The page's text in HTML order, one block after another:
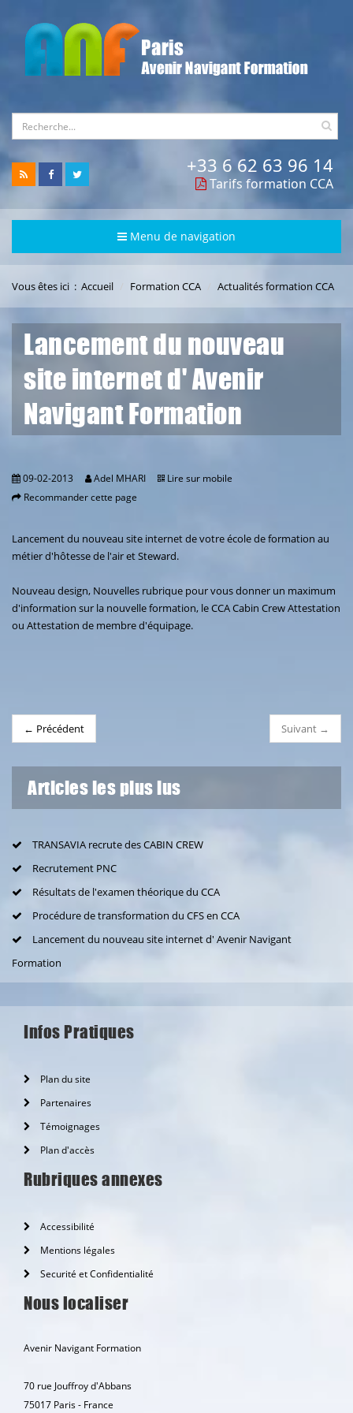
+33 6 62 63 96 14
Tarifs formation CCA
Menu de navigation
Vous êtes ici : Accueil Formation CCA Actualités formation CCA
Lancement du nouveau
site internet d' Avenir
Navigant Formation
09-02-2013 Adel MHARI
Lire sur mobile
Recommander cette page
Lancement du nouveau site internet de votre école de formation au
métier d'hôtesse de l'air et Steward.
Nouveau design, Nouvelles rubrique pour vous donner un maximum
d'information sur la nouvelle formation, le CCA Cabin Crew Attestation
ou Attestation de membre d'équipage.
← Précédent Suivant →
Articles les plus lus
TRANSAVIA recrute des CABIN CREW
Recrutement PNC
Résultats de l'examen théorique du CCA
Procédure de transformation du CFS en CCA
Lancement du nouveau site internet d' Avenir Navigant
Formation
Infos Pratiques
Plan du site
Partenaires
Témoignages
Plan d'accès
Rubriques annexes
Accessibilité
Mentions légales
Securité et Confidentialité
Nous localiser
Avenir Navigant Formation
70 rue Jouffroy d'Abbans
75017 Paris - France